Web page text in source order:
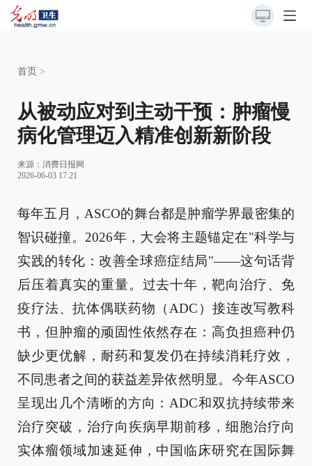
首页 >
从被动应对到主动干预：肿瘤慢
病化管理迈入精准创新新阶段
来源：消费日报网
2026-06-03 17:21
每年五月，ASCO的舞台都是肿瘤学界最密集的
智识碰撞。2026年，大会将主题锚定在"科学与
实践的转化：改善全球癌症结局"——这句话背
后压着真实的重量。过去十年，靶向治疗、免
疫疗法、抗体偶联药物（ADC）接连改写教科
书，但肿瘤的顽固性依然存在：高负担癌种仍
缺少更优解，耐药和复发仍在持续消耗疗效，
不同患者之间的获益差异依然明显。今年ASCO
呈现出几个清晰的方向：ADC和双抗持续带来
治疗突破，治疗向疾病早期前移，细胞治疗向
实体瘤领域加速延伸，中国临床研究在国际舞